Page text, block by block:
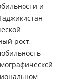
и
рост,